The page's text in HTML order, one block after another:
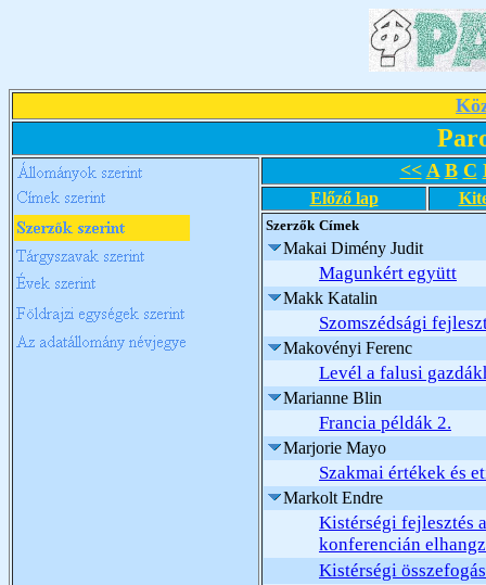
<< A B C
Előző lap
Szerzők Címek
Makai Dimény Judit
Magunkért együtt
Makk Katalin
Szomszédsági
Makovényi Ferenc
Levél a falusi
Marianne Blin
Francia példák 2.
Marjorie Mayo
Szakmai értékek és
Markolt Endre
Kistérségi fejlesztés
konferencián
Kistérségi